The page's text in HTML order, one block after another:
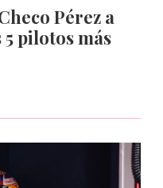
Pérez a
pilotos más